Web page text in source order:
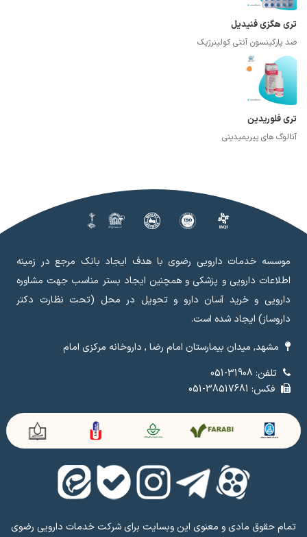
تری هگزی فنیدیل
ضد پارکینسون آنتی کولینرژیک
تری فلوریدین
آنالوگ های پیریمیدینی
موسسه خدمات دارویی رضوی با هدف ایجاد بانک مرجع در زمینه
اطلاعات دارویی و پزشکی و همچنین ایجاد بستر مناسب جهت مشاوره
دارویی و خرید آسان دارو و تحویل در محل (تحت نظارت دکتر
داروساز) ایجاد شده است.
مشهد, میدان بیمارستان امام رضا , داروخانه مرکزی امام
تلفن: 31908-051
فکس: 38517681-051
تمام حقوق مادی و معنوی این وبسایت برای شرکت خدمات دارویی رضوی